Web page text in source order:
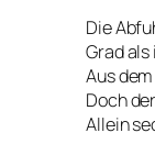
Die
Grad als
Aus
Doch
Allein